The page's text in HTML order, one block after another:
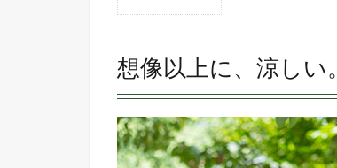
に、
い。
2
男性
想像以上に、涼しい。